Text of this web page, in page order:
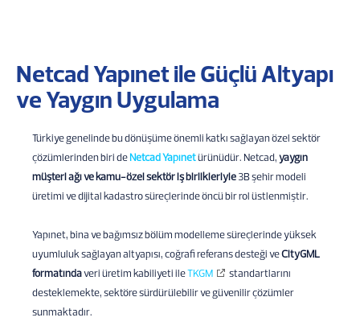
Netcad Yapınet ile Güçlü Altyapı
ve Yaygın Uygulama
Türkiye genelinde bu dönüşüme önemli katkı sağlayan özel sektör
çözümlerinden biri deNetcad Yapınetürünüdür. Netcad,yaygın
müşteri ağı ve kamu-özel sektör iş birlikleriyle3B şehir modeli
üretimi ve dijital kadastro süreçlerinde öncü bir rol üstlenmiştir.
Yapınet, bina ve bağımsız bölüm modelleme süreçlerinde yüksek
uyumluluk sağlayan altyapısı, coğrafi referans desteği veCityGML
formatındaveri üretim kabiliyeti ileTKGM
standartlarını
desteklemekte, sektöre sürdürülebilir ve güvenilir çözümler
sunmaktadır.